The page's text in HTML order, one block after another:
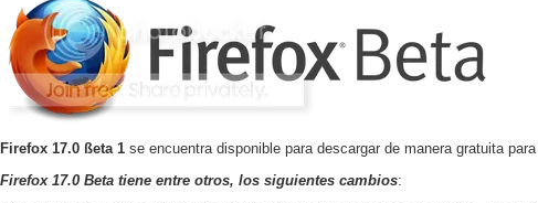
Firefox 17.0 ßeta 1 se encuentra disponible para descargar de manera gratuita para
Firefox 17.0 Beta tiene entre otros, los siguientes cambios: